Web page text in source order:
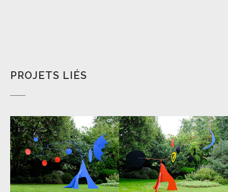
PROJETS LIÉS